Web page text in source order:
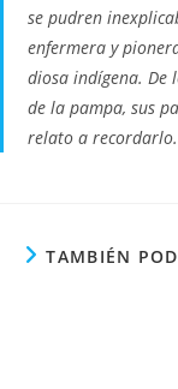
se pudren
enfermera y
diosa indígena. De
de la pampa, sus
relato a recordarlo.
TAMBIÉN